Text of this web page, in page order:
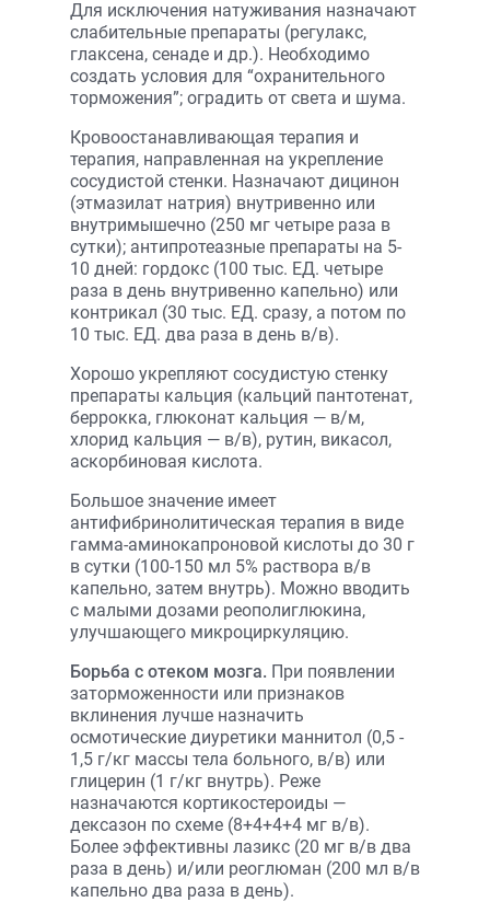
Для исключения натуживания назначают
слабительные препараты (регулакс,
глаксена, сенаде и др.). Необходимо
создать условия для “охранительного
торможения”; оградить от света и шума.
Кровоостанавливающая терапия и
терапия, направленная на укрепление
сосудистой стенки. Назначают дицинон
(этмазилат натрия) внутривенно или
внутримышечно (250 мг четыре раза в
сутки); антипротеазные препараты на 5-
10 дней: гордокс (100 тыс. ЕД. четыре
раза в день внутривенно капельно) или
контрикал (30 тыс. ЕД. сразу, а потом по
10 тыс. ЕД. два раза в день в/в).
Хорошо укрепляют сосудистую стенку
препараты кальция (кальций пантотенат,
беррокка, глюконат кальция — в/м,
хлорид кальция — в/в), рутин, викасол,
аскорбиновая кислота.
Большое значение имеет
антифибринолитическая терапия в виде
гамма-аминокапроновой кислоты до 30 г
в сутки (100-150 мл 5% раствора в/в
капельно, затем внутрь). Можно вводить
с малыми дозами реополиглюкина,
улучшающего микроциркуляцию.
Борьба с отеком мозга. При появлении
заторможенности или признаков
вклинения лучше назначить
осмотические диуретики маннитол (0,5 -
1,5 г/кг массы тела больного, в/в) или
глицерин (1 г/кг внутрь). Реже
назначаются кортикостероиды —
дексазон по схеме (8+4+4+4 мг в/в).
Более эффективны лазикс (20 мг в/в два
раза в день) и/или реоглюман (200 мл в/в
капельно два раза в день).